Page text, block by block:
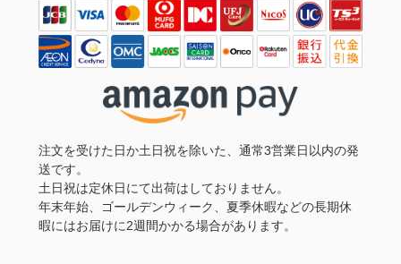
注文を受けた日か土日祝を除いた、通常3営業日以内の発
送です。
土日祝は定休日にて出荷はしておりません。
年末年始、ゴールデンウィーク、夏季休暇などの長期休
暇にはお届けに2週間かかる場合があります。